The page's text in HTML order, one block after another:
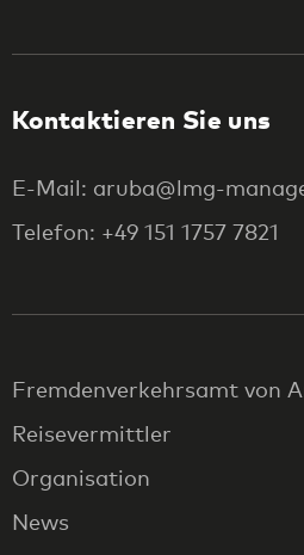
Kontaktieren Sie uns
E-Mail: aruba@lmg-
Telefon: +49 151 1757 7821
Fremdenverkehrsamt von
Reisevermittler
Organisation
News